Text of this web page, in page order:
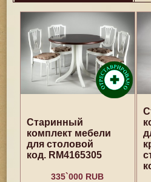
Старинный
комплект мебели
для столовой
код. RM4165305
335`000 RUB